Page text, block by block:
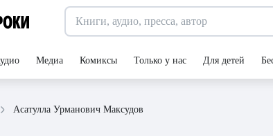
Медиа Комиксы Только у нас Для детей
Асатулла Урманович Максудов